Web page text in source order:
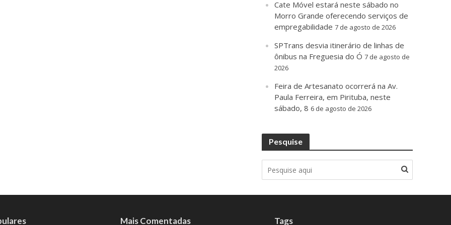
Cate Móvel estará neste sábado no
Morro Grande oferecendo serviços de
empregabilidade 7 de agosto de 2026
SPTrans desvia itinerário de linhas de
ônibus na Freguesia do Ó 7 de agosto de
2026
Feira de Artesanato ocorrerá na Av.
Paula Ferreira, em Pirituba, neste
sábado, 8 6 de agosto de 2026
Pesquise
Mais Comentadas Tags